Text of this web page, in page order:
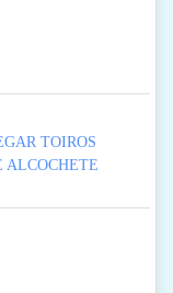
TOIROS
ALCOCHETE